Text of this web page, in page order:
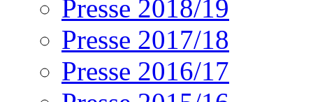
Presse 2018/19
Presse 2017/18
Presse 2016/17